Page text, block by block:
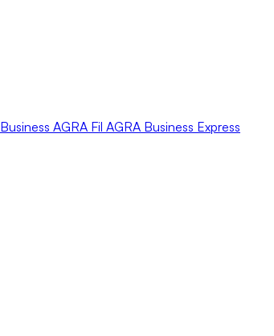
Business AGRA Fil AGRA Business Express